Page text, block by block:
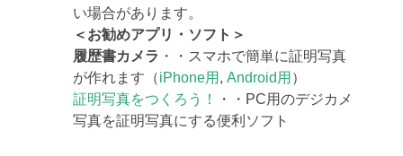
い場合があります。
＜お勧めアプリ・ソフト＞
履歴書カメラ ・・スマホで簡単に証明写真
が作れます（iPhone用 , Android用 ）
証明写真をつくろう！
・・PC用のデジカメ
写真を証明写真にする便利ソフト